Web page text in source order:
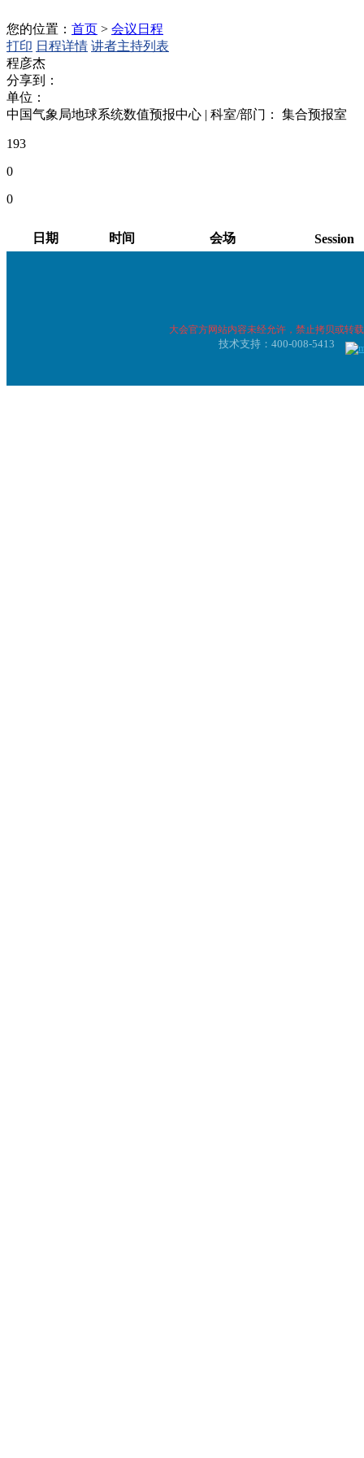
您的位置： 首页 > 会议日程
打印 日程详情 讲者主持列表
程彦杰
分享到：
单位：
中国气象局地球系统数值预报中心 | 科室/部门： 集合预报室
193
0
0
日期 时间 会场 Session
兰言堂中会议室
邀请报告/普
大会官方网站内容未经允许，禁止拷贝或转
技术支持：400-008-5413